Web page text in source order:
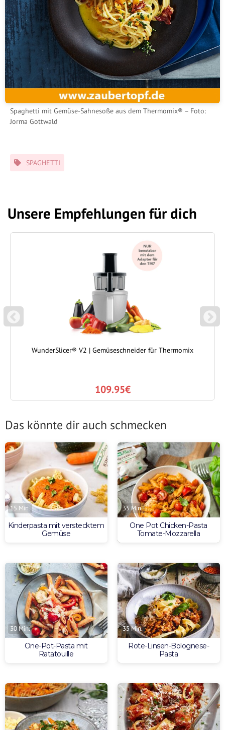
Spaghetti mit Gemüse-Sahnesoße aus dem Thermomix® – Foto:
Jorma Gottwald
Schlagwörter
SPAGHETTI
Unsere Empfehlungen für dich
P
REVIOUS
WunderSlicer® V2 | Gemüseschneider für Thermomix
109.95€
N
EXT
Das könnte dir auch schmecken
15 Min.
Kinderpasta mit verstecktem
Gemüse
35 Min.
One Pot Chicken-Pasta
Tomate-Mozzarella
30 Min.
One-Pot-Pasta mit
Ratatouille
35 Min.
Rote-Linsen-Bolognese-
Pasta